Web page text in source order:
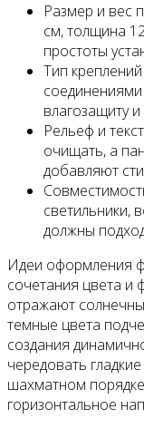
Размер и вес
см, толщина
простоты
Тип
влагозащиту
Рельеф и
очищать, а
добавляют
светильники,
должны
Идеи оформления
сочетания цвета и
отражают
темные цвета
создания
чередовать
шахматном
горизонтальное